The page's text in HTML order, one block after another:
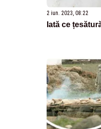
2 iun. 2023, 08:22
Iată ce